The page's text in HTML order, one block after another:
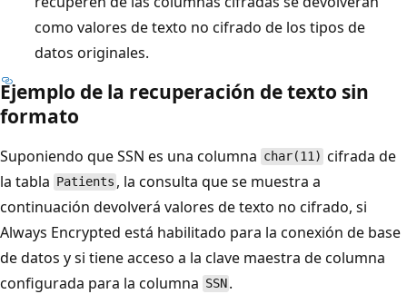
como valores de texto no cifrado de los tipos de
datos originales.
Ejemplo de la recuperación de texto sin
formato
Suponiendo que SSN es una columna char(11) cifrada de
la tabla Patients , la consulta que se muestra a
continuación devolverá valores de texto no cifrado, si
Always Encrypted está habilitado para la conexión de base
de datos y si tiene acceso a la clave maestra de columna
configurada para la columna SSN .